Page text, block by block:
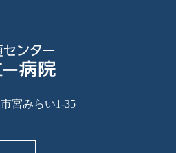
宮みらい1-35